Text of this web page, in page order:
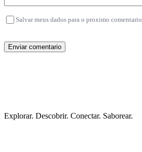
Salvar meus dados para o proximo comentario
Enviar comentario
Explorar. Descobrir. Conectar. Saborear.